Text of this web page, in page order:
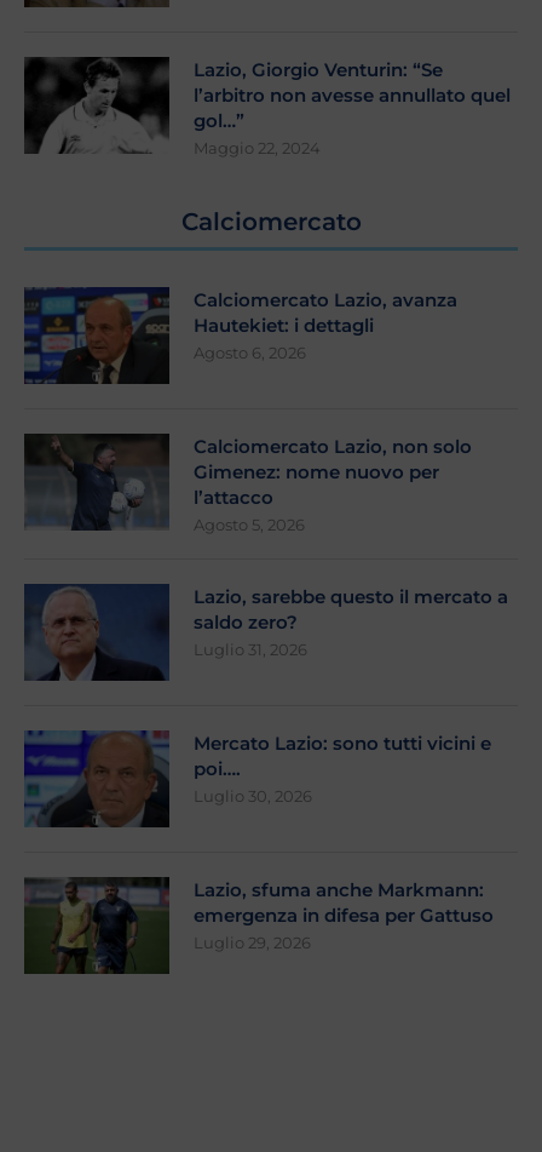
Lazio, Giorgio Venturin: “Se
l’arbitro non avesse annullato quel
gol…”
Maggio 22, 2024
Calciomercato
Calciomercato Lazio, avanza
Hautekiet: i dettagli
Agosto 6, 2026
Calciomercato Lazio, non solo
Gimenez: nome nuovo per
l’attacco
Agosto 5, 2026
Lazio, sarebbe questo il mercato a
saldo zero?
Luglio 31, 2026
Mercato Lazio: sono tutti vicini e
poi….
Luglio 30, 2026
Lazio, sfuma anche Markmann:
emergenza in difesa per Gattuso
Luglio 29, 2026